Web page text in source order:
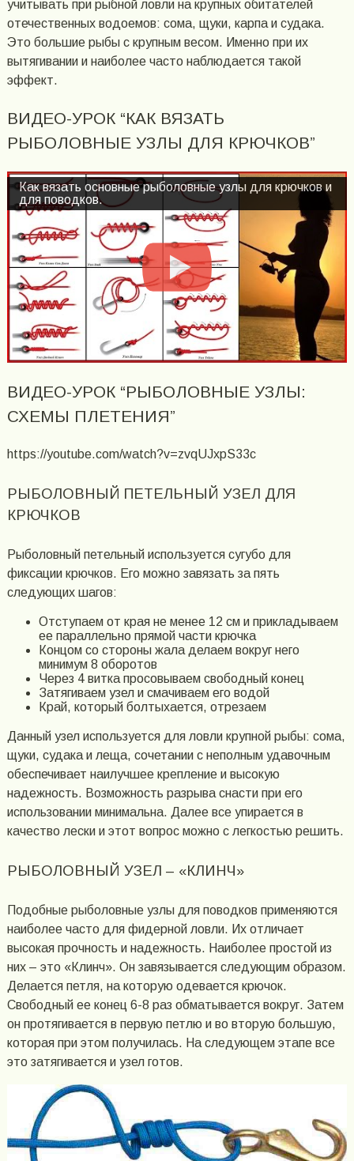
учитывать при рыбной ловли на крупных обитателей
отечественных водоемов: сома, щуки, карпа и судака.
Это большие рыбы с крупным весом. Именно при их
вытягивании и наиболее часто наблюдается такой
эффект.
ВИДЕО-УРОК “КАК ВЯЗАТЬ
РЫБОЛОВНЫЕ УЗЛЫ ДЛЯ КРЮЧКОВ”
Как вязать основные рыболовные узлы для крючков и
для поводков.
ВИДЕО-УРОК “РЫБОЛОВНЫЕ УЗЛЫ:
СХЕМЫ ПЛЕТЕНИЯ”
https://youtube.com/watch?v=zvqUJxpS33c
РЫБОЛОВНЫЙ ПЕТЕЛЬНЫЙ УЗЕЛ ДЛЯ
КРЮЧКОВ
Рыболовный петельный используется сугубо для
фиксации крючков. Его можно завязать за пять
следующих шагов:
Отступаем от края не менее 12 см и прикладываем
ее параллельно прямой части крючка
Концом со стороны жала делаем вокруг него
минимум 8 оборотов
Через 4 витка просовываем свободный конец
Затягиваем узел и смачиваем его водой
Край, который болтыхается, отрезаем
Данный узел используется для ловли крупной рыбы: сома,
щуки, судака и леща, сочетании с неполным удавочным
обеспечивает наилучшее крепление и высокую
надежность. Возможность разрыва снасти при его
использовании минимальна. Далее все упирается в
качество лески и этот вопрос можно с легкостью решить.
РЫБОЛОВНЫЙ УЗЕЛ – «КЛИНЧ»
Подобные рыболовные узлы для поводков применяются
наиболее часто для фидерной ловли. Их отличает
высокая прочность и надежность. Наиболее простой из
них – это «Клинч». Он завязывается следующим образом.
Делается петля, на которую одевается крючок.
Свободный ее конец 6-8 раз обматывается вокруг. Затем
он протягивается в первую петлю и во вторую большую,
которая при этом получилась. На следующем этапе все
это затягивается и узел готов.